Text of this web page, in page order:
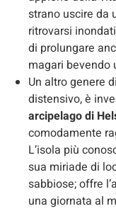
strano uscire da
ritrovarsi
di prolungare
magari bevendo
Un altro genere
distensivo, è
arcipelago di
comodamente
L’isola più
sua miriade di
sabbiose; offre
una giornata al